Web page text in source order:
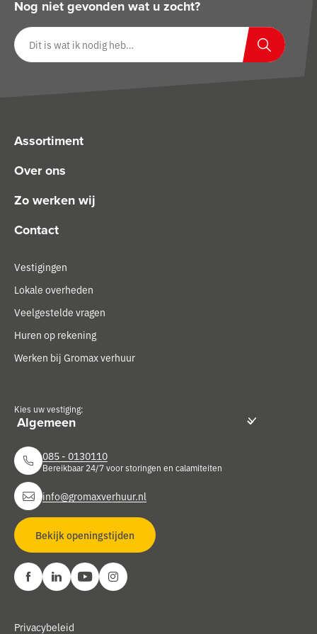
Nog niet gevonden wat u zocht?
Zoeken op website
Zoeken
Assortiment
Over ons
Zo werken wij
Contact
Vestigingen
Lokale overheden
Veelgestelde vragen
Huren op rekening
Werken bij Gromax verhuur
Kies uw vestiging:
085 - 0130110
Bereikbaar 24/7 voor storingen en calamiteiten
info@gromaxverhuur.nl
Bekijk openingstijden
Privacybeleid